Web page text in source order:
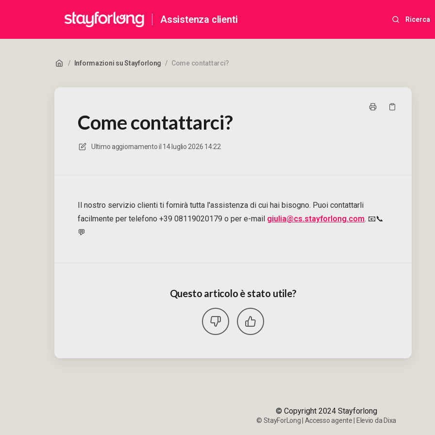
Assistenza clienti Ricerca
/ Informazioni su Stayforlong / Come contattarci?
Come contattarci?
Ultimo aggiornamento il 14 luglio 2026 14:22
Il nostro servizio clienti ti fornirà tutta l'assistenza di cui hai bisogno. Puoi contattarli
facilmente per telefono +39 08119020179 o per e-mail giulia@cs.stayforlong.com. 📧📞
💬
Questo articolo è stato utile?
© Copyright 2024 Stayforlong
© StayForLong Accesso agente Elevio da Dixa